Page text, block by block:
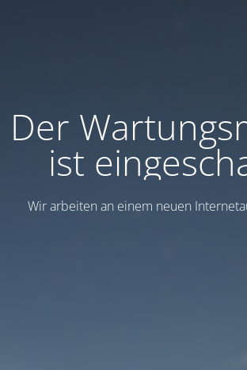
Der
ist
Wir arbeiten an einem neuen